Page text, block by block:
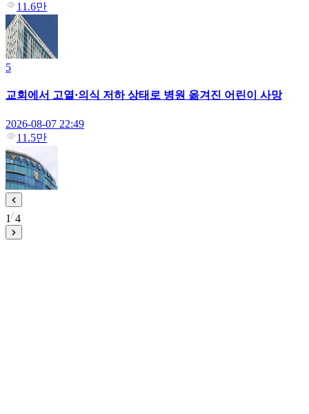
11.6만
5
교회에서 고열·의식 저하 상태로 병원 옮겨진 어린이 사망
2026-08-07 22:49
11.5만
1 4